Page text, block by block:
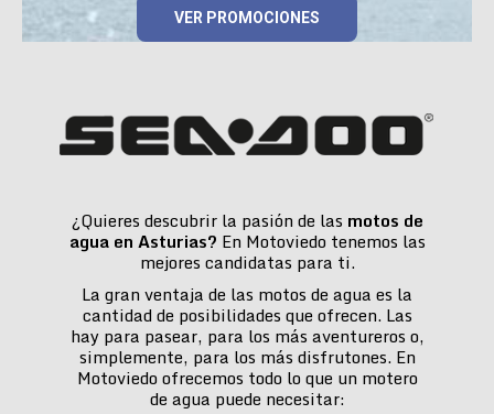
VER PROMOCIONES
¿Quieres descubrir la pasión de las motos de
agua en Asturias? En Motoviedo tenemos las
mejores candidatas para ti.
La gran ventaja de las motos de agua es la
cantidad de posibilidades que ofrecen. Las
hay para pasear, para los más aventureros o,
simplemente, para los más disfrutones. En
Motoviedo ofrecemos todo lo que un motero
de agua puede necesitar: